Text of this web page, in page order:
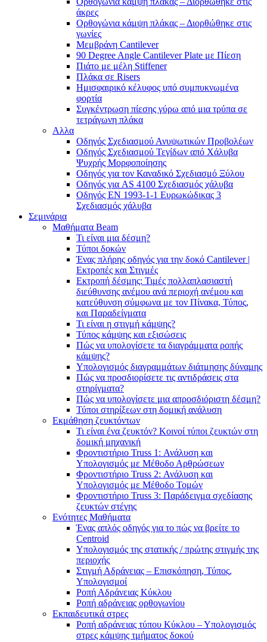
άκρες
Ορθογώνια κάμψη πλάκας – Διορθώθηκε στις
γωνίες
Μεμβράνη Cantilever
90 Degree Angle Cantilever Plate με Πίεση
Πιάτο με μέλη Stiffener
Πλάκα σε Risers
Ημισφαιρικό κέλυφος υπό συμπυκνωμένα
φορτία
Συγκέντρωση πίεσης γύρω από μια τρύπα σε
τετράγωνη πλάκα
Αλλα
Οδηγός Σχεδιασμού Ανυψωτικών Προβολέων
Οδηγός Σχεδιασμού Τεγίδων από Χάλυβα
Ψυχρής Μορφοποίησης
Οδηγός για τον Καναδικό Σχεδιασμό Ξύλου
Οδηγός για AS 4100 Σχεδιασμός χάλυβα
Οδηγός ΕΝ 1993-1-1 Ευρωκώδικας 3
Σχεδιασμός χάλυβα
Σεμινάρια
Μαθήματα Beam
Τι είναι μια δέσμη?
Τύποι δοκών
Ένας πλήρης οδηγός για την δοκό Cantilever |
Εκτροπές και Στιγμές
Εκτροπή δέσμης: Τιμές πολλαπλασιαστή
διεύθυνσης ανέμου ανά περιοχή ανέμου και
κατεύθυνση σύμφωνα με τον Πίνακα, Τύπος,
και Παραδείγματα
Τι είναι η στιγμή κάμψης?
Τύπος κάμψης και εξισώσεις
Πώς να υπολογίσετε τα διαγράμματα ροπής
κάμψης?
Υπολογισμός διαγραμμάτων διάτμησης δύναμης
Πώς να προσδιορίσετε τις αντιδράσεις στα
στηρίγματα?
Πώς να υπολογίσετε μια απροσδιόριστη δέσμη?
Τύποι στηρίξεων στη δομική ανάλυση
Εκμάθηση ζευκτόντων
Τι είναι ένα ζευκτόν? Κοινοί τύποι ζευκτών στη
δομική μηχανική
Φροντιστήριο Truss 1: Ανάλυση και
Υπολογισμός με Μέθοδο Αρθρώσεων
Φροντιστήριο Truss 2: Ανάλυση και
Υπολογισμός με Μέθοδο Τομών
Φροντιστήριο Truss 3: Παράδειγμα σχεδίασης
ζευκτών στέγης
Ενότητες Μαθήματα
Ένας απλός οδηγός για το πώς να βρείτε το
Centroid
Υπολογισμός της στατικής / πρώτης στιγμής της
περιοχής
Στιγμή Αδράνειας – Επισκόπηση, Τύπος,
Υπολογισμοί
Ροπή Αδράνειας Κύκλου
Ροπή αδράνειας ορθογωνίου
Εκπαιδευτικά στρες
Ροπή αδράνειας τύπου Κύκλου – Υπολογισμός
στρες κάμψης τμήματος δοκού